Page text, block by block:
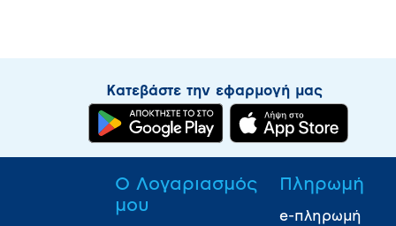
Κατεβάστε την εφαρμογή μας
Ο Λογαριασμός
μου
Πληρωμή
e-πληρωμή